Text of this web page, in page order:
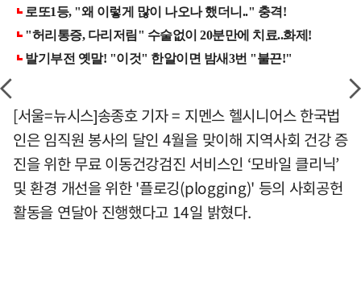
[서울=뉴시스]송종호 기자 = 지멘스 헬시니어스 한국법
인은 임직원 봉사의 달인 4월을 맞이해 지역사회 건강 증
진을 위한 무료 이동건강검진 서비스인 ‘모바일 클리닉’
및 환경 개선을 위한 '플로깅(plogging)' 등의 사회공헌
활동을 연달아 진행했다고 14일 밝혔다.